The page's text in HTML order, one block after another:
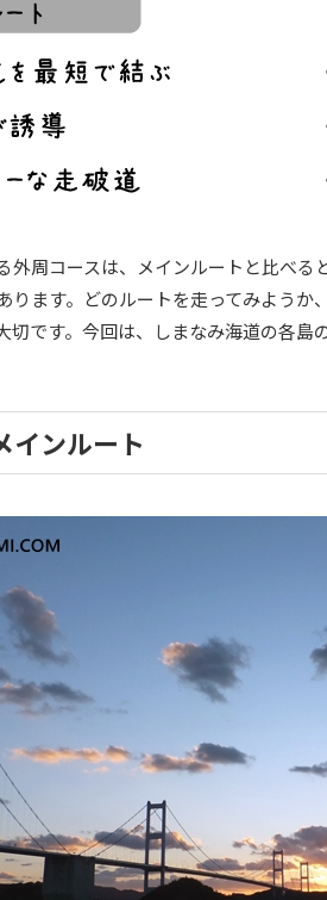
外周コースは、メインルートと比べ
ります。どのルートを走ってみよう
切です。今回は、しまなみ海道の各
インルート